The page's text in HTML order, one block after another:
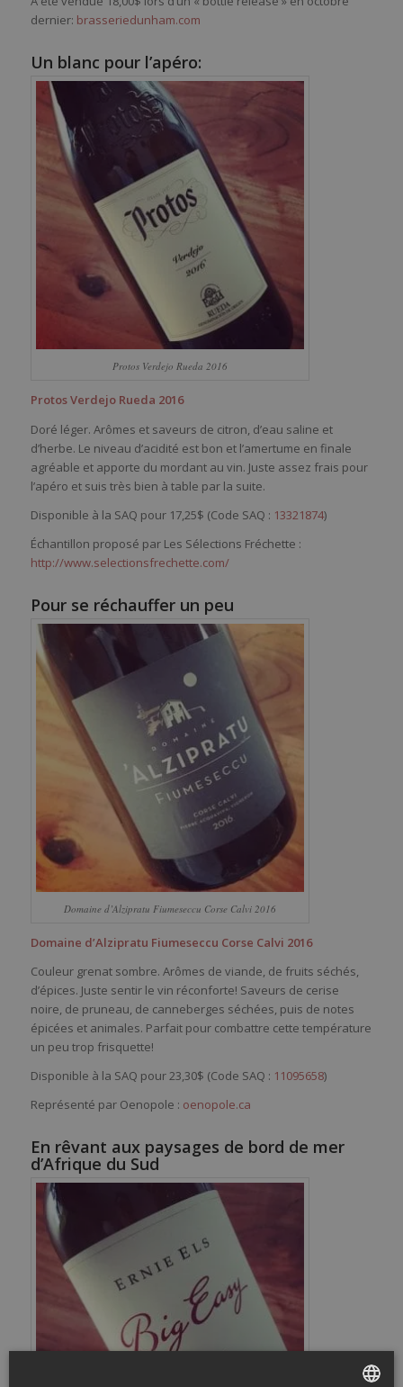
dernier: brasseriedunham.com
Un blanc pour l’apéro:
Protos Verdejo Rueda 2016
Protos Verdejo Rueda 2016
Doré léger. Arômes et saveurs de citron, d’eau saline et
d’herbe. Le niveau d’acidité est bon et l’amertume en finale
agréable et apporte du mordant au vin. Juste assez frais pour
l’apéro et suis très bien à table par la suite.
Disponible à la SAQ pour 17,25$ (Code SAQ : 13321874)
Échantillon proposé par Les Sélections Fréchette :
http://www.selectionsfrechette.com/
Pour se réchauffer un peu
Domaine d’Alzipratu Fiumeseccu Corse Calvi 2016
Domaine d’Alzipratu Fiumeseccu Corse Calvi 2016
Couleur grenat sombre. Arômes de viande, de fruits séchés,
d’épices. Juste sentir le vin réconforte! Saveurs de cerise
noire, de pruneau, de canneberges séchées, puis de notes
épicées et animales. Parfait pour combattre cette température
un peu trop frisquette!
Disponible à la SAQ pour 23,30$ (Code SAQ : 11095658)
Représenté par Oenopole : oenopole.ca
En rêvant aux paysages de bord de mer
d’Afrique du Sud